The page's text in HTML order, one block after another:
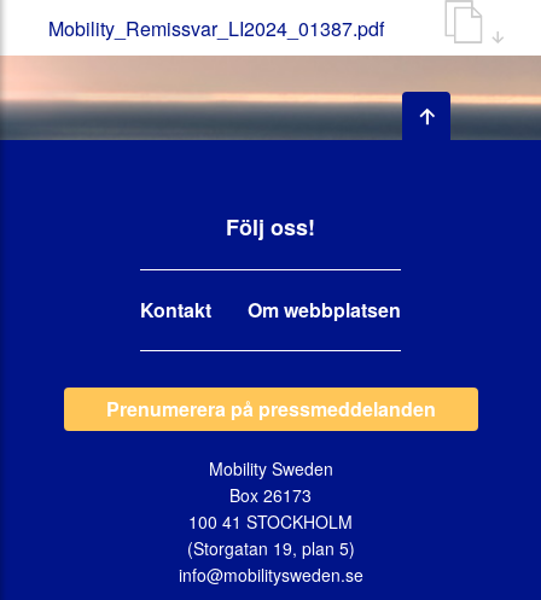
Mobility_Remissvar_LI2024_01387.pdf
Följ oss!
Kontakt Om webbplatsen
Prenumerera på pressmeddelanden
Mobility Sweden
Box 26173
100 41 STOCKHOLM
(Storgatan 19, plan 5)
info@mobilitysweden.se